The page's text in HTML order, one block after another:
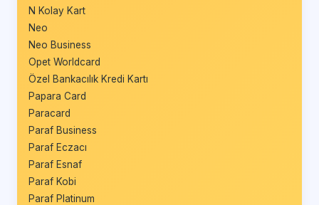
N Kolay Kart
Neo
Neo Business
Opet Worldcard
Özel Bankacılık Kredi Kartı
Papara Card
Paracard
Paraf Business
Paraf Eczacı
Paraf Esnaf
Paraf Kobi
Paraf Platinum